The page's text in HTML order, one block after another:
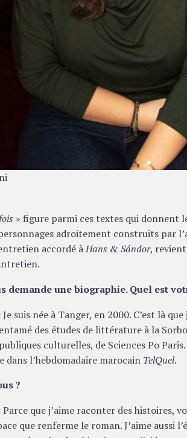
» figure parmi ces textes qui donnent
adroitement construits par
accordé àHans & Sándor,
demande une biographie. Quel est
Je suis née à Tanger, en 2000. C’est là
des études de littérature à la
culturelles, de Sciences Po
l’hebdomadaire marocain TelQuel.
?
Parce que j’aime raconter des histoires,
que renferme le roman. J’aime aussi